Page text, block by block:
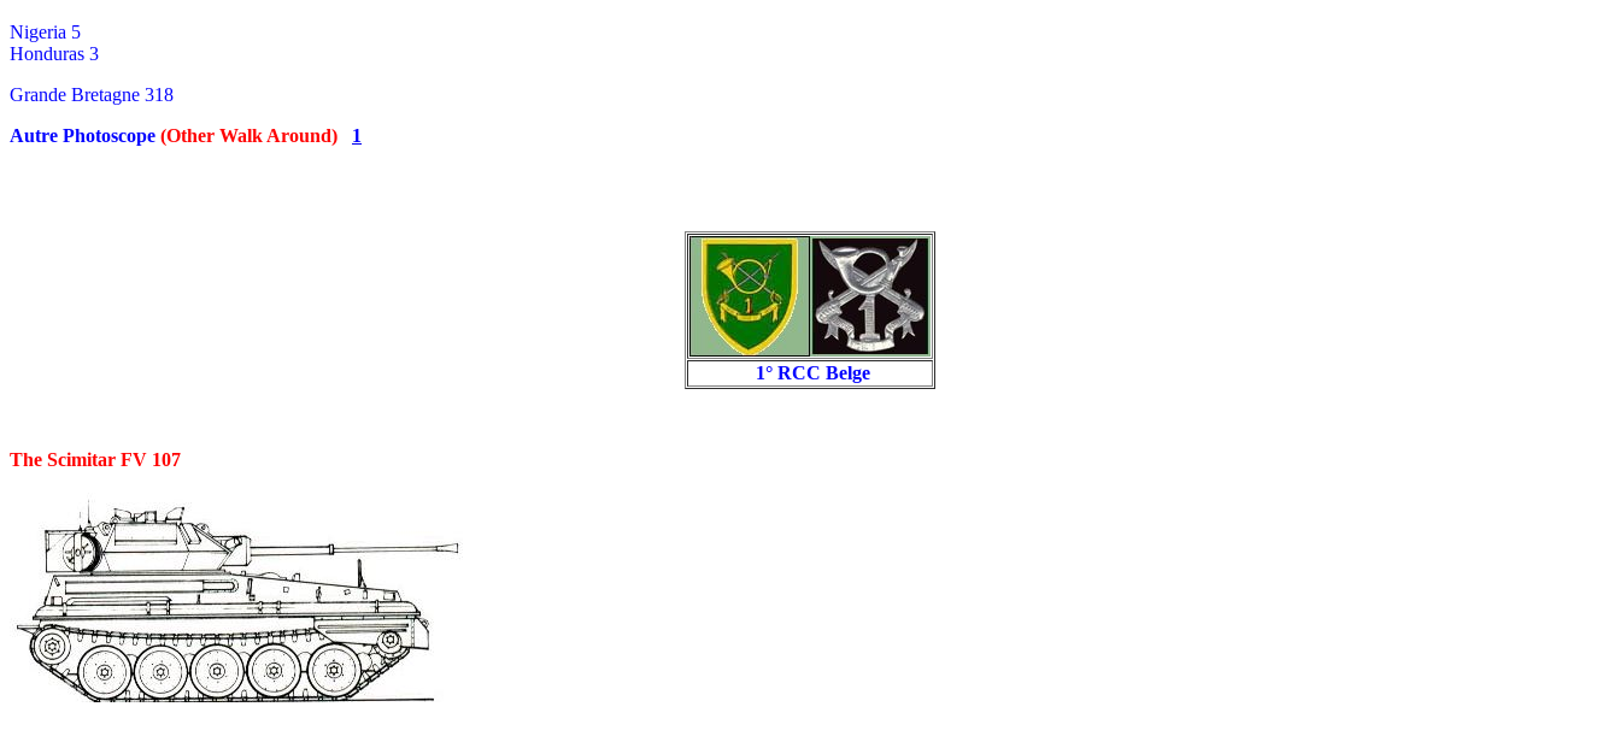
Nigeria 5
Honduras 3
Grande Bretagne 318
Autre Photoscope (Other Walk Around) 1
1° RCC Belge
The Scimitar FV 107